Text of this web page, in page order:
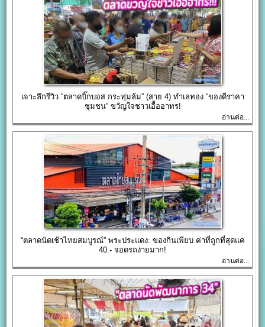
เจาะลึกรีวิว “ตลาดบิ๊กบอส กระทุ่มล้ม” (สาย 4) ทำเลทอง “ของดีราคา
ชุมชน” ขวัญใจชาวเอื้ออาทร!
อ่านต่อ...
“ตลาดนัดเช้าไทยสมบูรณ์” พระประแดง: ของกินเพียบ ค่าที่ถูกที่สุดแค่
40.- จอดรถง่ายมาก!
อ่านต่อ...